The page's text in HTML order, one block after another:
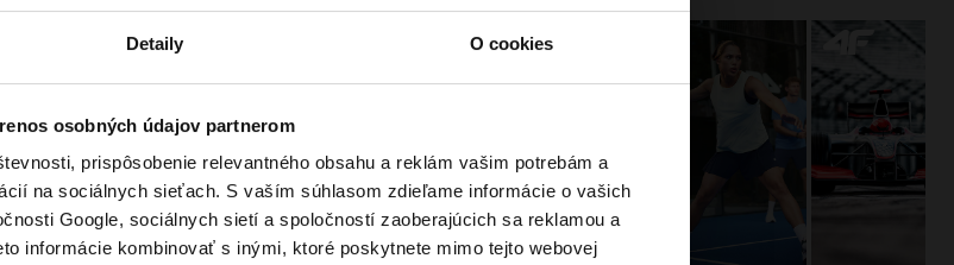
Detaily O cookies
osobných údajov partnerom
prispôsobenie relevantného obsahu a reklám vašim potrebám a
na sociálnych sieťach. S vaším súhlasom zdieľame informácie o vašich
Google, sociálnych sietí a spoločností zaoberajúcich sa reklamou a
informácie kombinovať s inými, ktoré poskytnete mimo tejto webovej